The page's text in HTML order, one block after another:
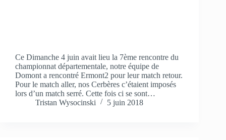
Ce Dimanche 4 juin avait lieu la 7ème rencontre du
championnat départementale, notre équipe de
Domont a rencontré Ermont2 pour leur match retour.
Pour le match aller, nos Cerbères c’étaient imposés
lors d’un match serré. Cette fois ci se sont…
Tristan Wysocinski
5 juin 2018